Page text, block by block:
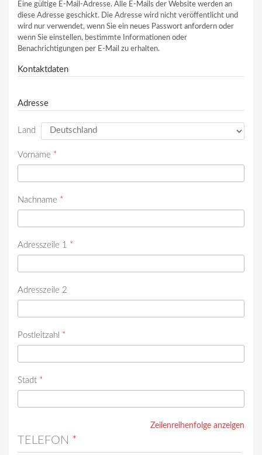
Eine gültige E-Mail-Adresse. Alle E-Mails der Website werden an
diese Adresse geschickt. Die Adresse wird nicht veröffentlicht und
wird nur verwendet, wenn Sie ein neues Passwort anfordern oder
wenn Sie einstellen, bestimmte Informationen oder
Benachrichtigungen per E-Mail zu erhalten.
Kontaktdaten
Adresse
Land
Vorname *
Nachname *
Adresszeile 1 *
Adresszeile 2
Postleitzahl *
Stadt *
Zeilenreihenfolge anzeigen
TELEFON *